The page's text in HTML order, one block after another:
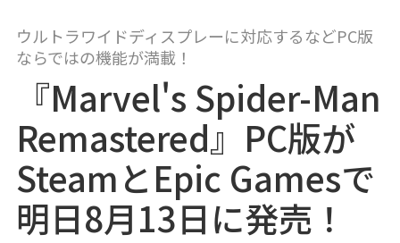
i
o
ウルトラワイドディスプレーに対応するなどPC版
ならではの機能が満載！
『Marvel's Spider-Man
Remastered』PC版が
SteamとEpic Gamesで
明日8月13日に発売！